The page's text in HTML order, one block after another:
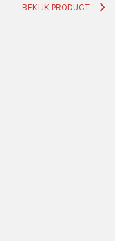
BEKIJK PRODUCT